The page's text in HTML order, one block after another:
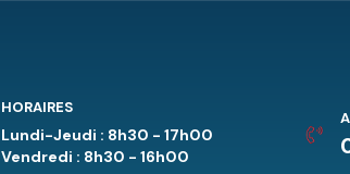
HORAIRES
Lundi-Jeudi : 8h30 - 17h00
Vendredi : 8h30 - 16h00